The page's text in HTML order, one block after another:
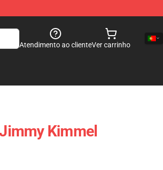
Atendimento ao clienteVer carrinho
Kimmel